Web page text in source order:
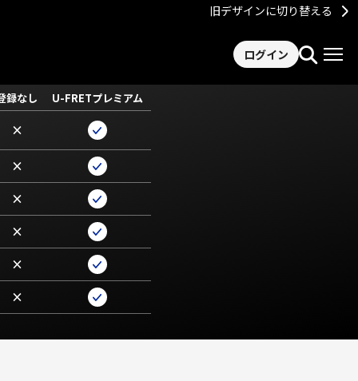
旧デザインに切り替える
ログイン
録なし U-FRETプレミアム
×
×
×
×
×
×